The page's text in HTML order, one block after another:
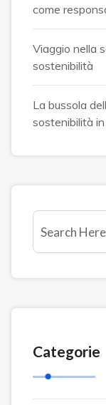
come
Viaggio nella
sostenibilità
La bussola
sostenibilità
Categorie